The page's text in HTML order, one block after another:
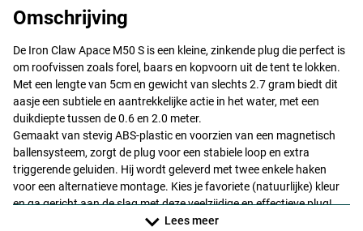
NBT
Omschrijving
De Iron Claw Apace M50 S is een kleine, zinkende plug die perfect is
om roofvissen zoals forel, baars en kopvoorn uit de tent te lokken.
Met een lengte van 5cm en gewicht van slechts 2.7 gram biedt dit
aasje een subtiele en aantrekkelijke actie in het water, met een
duikdiepte tussen de 0.6 en 2.0 meter.
Gemaakt van stevig ABS-plastic en voorzien van een magnetisch
ballensysteem, zorgt de plug voor een stabiele loop en extra
triggerende geluiden. Hij wordt geleverd met twee enkele haken
voor een alternatieve montage. Kies je favoriete (natuurlijke) kleur
en ga gericht aan de slag met deze veelzijdige en effectieve plug!
Ideaal op stromende rivieren of kleine beekjes!
Lees meer